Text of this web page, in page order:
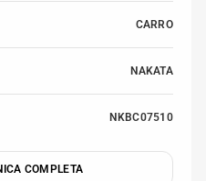
CARRO
NAKATA
NKBC07510
COMPLETA